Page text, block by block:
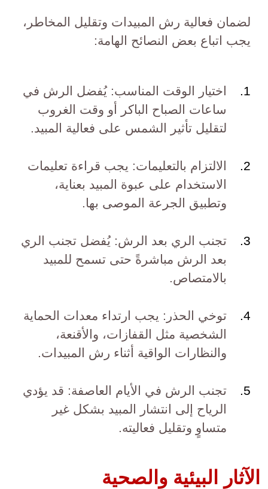
لضمان فعالية رش المبيدات وتقليل المخاطر،
يجب اتباع بعض النصائح الهامة:
اختيار الوقت المناسب: يُفضل الرش في
ساعات الصباح الباكر أو وقت الغروب
لتقليل تأثير الشمس على فعالية المبيد.
الالتزام بالتعليمات: يجب قراءة تعليمات
الاستخدام على عبوة المبيد بعناية،
وتطبيق الجرعة الموصى بها.
تجنب الري بعد الرش: يُفضل تجنب الري
بعد الرش مباشرةً حتى تسمح للمبيد
بالامتصاص.
توخي الحذر: يجب ارتداء معدات الحماية
الشخصية مثل القفازات، والأقنعة،
والنظارات الواقية أثناء رش المبيدات.
تجنب الرش في الأيام العاصفة: قد يؤدي
الرياح إلى انتشار المبيد بشكل غير
متساوٍ وتقليل فعاليته.
الآثار البيئية والصحية